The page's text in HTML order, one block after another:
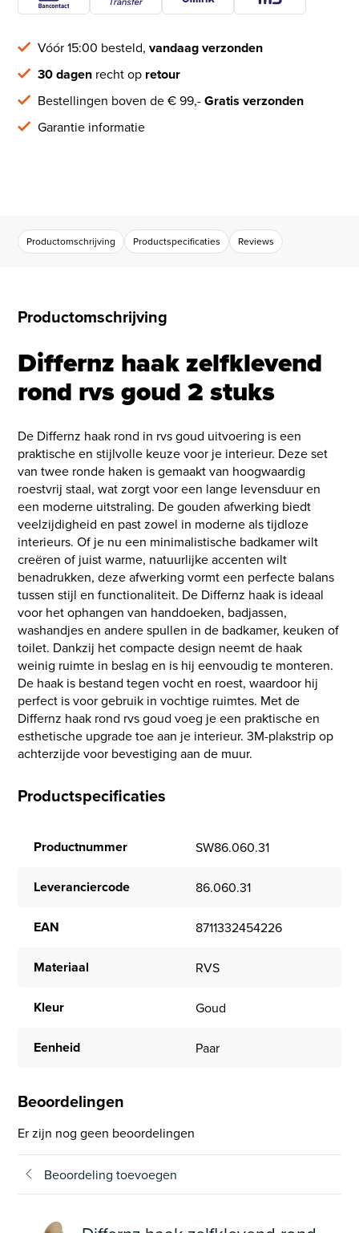
Vóór 15:00 besteld,vandaag verzonden
30 dagen recht op retour
Bestellingen boven de € 99,-Gratis verzonden
Garantie informatie
Productomschrijving Productspecificaties Reviews
Productomschrijving
Differnz haak zelfklevend
rond rvs goud 2 stuks
De Differnz haak rond in rvs goud uitvoering is een
praktische en stijlvolle keuze voor je interieur. Deze set
van twee ronde haken is gemaakt van hoogwaardig
roestvrij staal, wat zorgt voor een lange levensduur en
een moderne uitstraling. De gouden afwerking biedt
veelzijdigheid en past zowel in moderne als tijdloze
interieurs. Of je nu een minimalistische badkamer wilt
creëren of juist warme, natuurlijke accenten wilt
benadrukken, deze afwerking vormt een perfecte balans
tussen stijl en functionaliteit. De Differnz haak is ideaal
voor het ophangen van handdoeken, badjassen,
washandjes en andere spullen in de badkamer, keuken of
toilet. Dankzij het compacte design neemt de haak
weinig ruimte in beslag en is hij eenvoudig te monteren.
De haak is bestand tegen vocht en roest, waardoor hij
perfect is voor gebruik in vochtige ruimtes. Met de
Differnz haak rond rvs goud voeg je een praktische en
esthetische upgrade toe aan je interieur. 3M-plakstrip op
achterzijde voor bevestiging aan de muur.
Productspecificaties
Productnummer SW86.060.31
Leveranciercode 86.060.31
EAN 8711332454226
Materiaal RVS
Kleur Goud
Eenheid Paar
Beoordelingen
Er zijn nog geen beoordelingen
Beoordeling toevoegen